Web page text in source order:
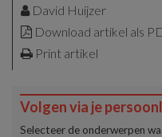
David Huijzer
Download artikel als
Print artikel
Volgen via je
Selecteer de onderwerpen